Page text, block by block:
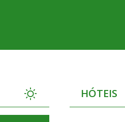
HÓTEIS